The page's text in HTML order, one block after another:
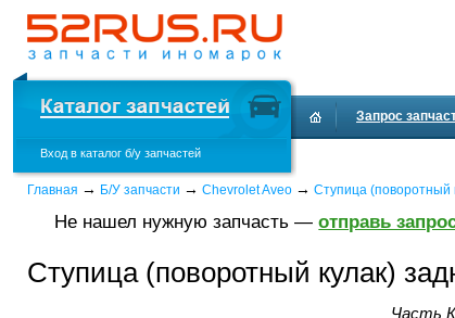
Вход в каталог б/у запчастей
Запрос
Главная → Б/У запчасти → Chevrolet Aveo → Ступица (поворотный
Не нашел нужную запчасть —отправь
Ступица (поворотный кулак)
Часть